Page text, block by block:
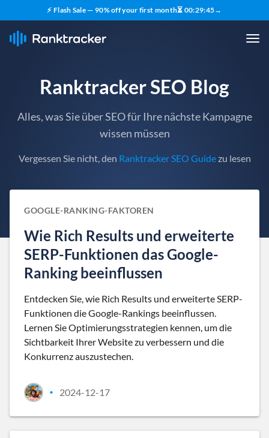
⚡ Flash Sale — 90% off your first month⏳ 00:29:44→
Ranktracker SEO Blog
Alles, was Sie über SEO für Ihre nächste Kampagne
wissen müssen
Vergessen Sie nicht, den Ranktracker SEO Guidezu lesen
GOOGLE-RANKING-FAKTOREN
Wie Rich Results und erweiterte
SERP-Funktionen das Google-
Ranking beeinflussen
Entdecken Sie, wie Rich Results und erweiterte SERP-
Funktionen die Google-Rankings beeinflussen.
Lernen Sie Optimierungsstrategien kennen, um die
Sichtbarkeit Ihrer Website zu verbessern und die
Konkurrenz auszustechen.
• 2024-12-17